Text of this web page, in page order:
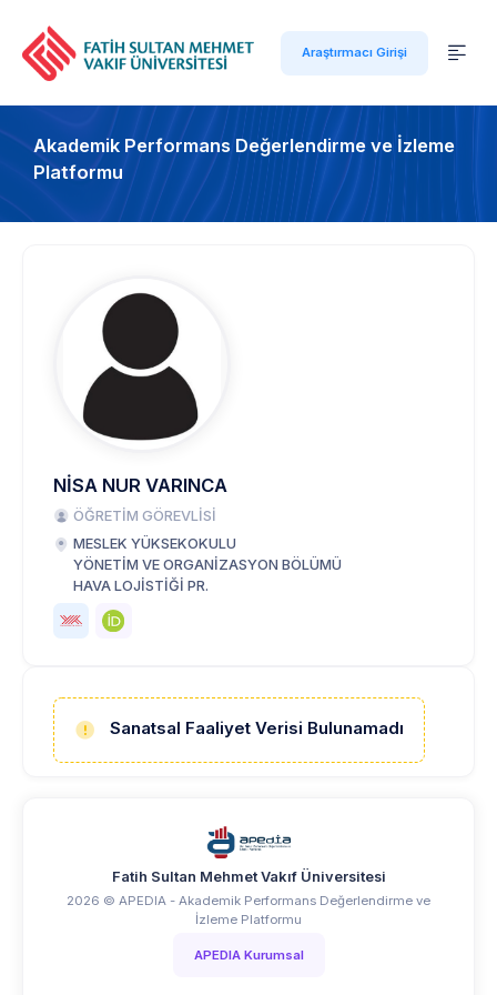
Araştırmacı Girişi
Akademik Performans Değerlendirme ve İzleme
Platformu
NİSA NUR VARINCA
ÖĞRETİM GÖREVLİSİ
MESLEK YÜKSEKOKULU
YÖNETİM VE ORGANİZASYON BÖLÜMÜ
HAVA LOJİSTİĞİ PR.
Sanatsal Faaliyet Verisi Bulunamadı
Fatih Sultan Mehmet Vakıf Üniversitesi
2026 © APEDIA - Akademik Performans Değerlendirme ve
İzleme Platformu
APEDIA Kurumsal